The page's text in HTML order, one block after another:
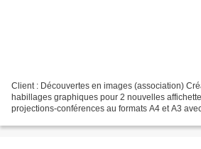
Client : Découvertes en images (association)
habillages graphiques pour 2 nouvelles
projections-conférences au formats A4 et A3